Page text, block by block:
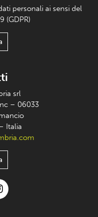
personali ai sensi del
(GDPR)
srl
– 06033
Italia